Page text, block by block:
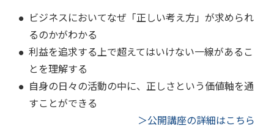
ビジネスにおいてなぜ「正しい考え方」が求められ
るのかがわかる
利益を追求する上で超えてはいけない一線があるこ
とを理解する
自身の日々の活動の中に、正しさという価値軸を通
すことができる
＞公開講座の詳細はこちら